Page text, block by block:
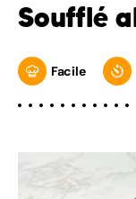
Soufflé
Facile